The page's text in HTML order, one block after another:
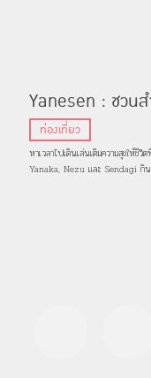
Yanesen : ชวนส
วัฒนธรรมดั้งเดิม
โตเกียว
ท่องเที่ยว
หาเวลาไปเดินเล่นเติมความสุขให้ชี
Yanaka, Nezu และ Sendagi กิ